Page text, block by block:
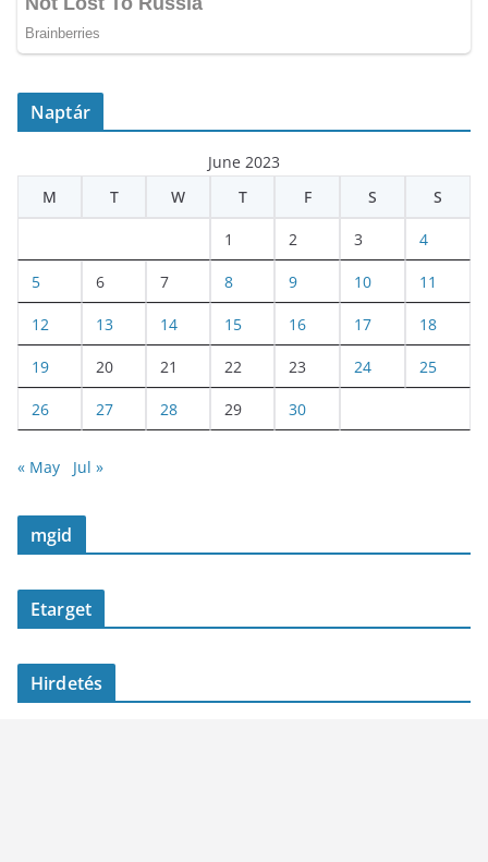
Naptár
June 2023
M
T W T F S S
1 2 3 4
5 6 7 8 9 10 11
12 13 14 15 16 17 18
19 20 21 22 23 24 25
26 27 28 29 30
« May Jul »
mgid
Etarget
Hirdetés